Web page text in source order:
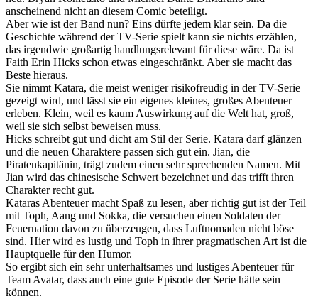
anscheinend nicht an diesem Comic beteiligt.
Aber wie ist der Band nun? Eins dürfte jedem klar sein. Da die
Geschichte während der TV-Serie spielt kann sie nichts erzählen,
das irgendwie großartig handlungsrelevant für diese wäre. Da ist
Faith Erin Hicks schon etwas eingeschränkt. Aber sie macht das
Beste hieraus.
Sie nimmt Katara, die meist weniger risikofreudig in der TV-Serie
gezeigt wird, und lässt sie ein eigenes kleines, großes Abenteuer
erleben. Klein, weil es kaum Auswirkung auf die Welt hat, groß,
weil sie sich selbst beweisen muss.
Hicks schreibt gut und dicht am Stil der Serie. Katara darf glänzen
und die neuen Charaktere passen sich gut ein. Jian, die
Piratenkapitänin, trägt zudem einen sehr sprechenden Namen. Mit
Jian wird das chinesische Schwert bezeichnet und das trifft ihren
Charakter recht gut.
Kataras Abenteuer macht Spaß zu lesen, aber richtig gut ist der Teil
mit Toph, Aang und Sokka, die versuchen einen Soldaten der
Feuernation davon zu überzeugen, dass Luftnomaden nicht böse
sind. Hier wird es lustig und Toph in ihrer pragmatischen Art ist die
Hauptquelle für den Humor.
So ergibt sich ein sehr unterhaltsames und lustiges Abenteuer für
Team Avatar, dass auch eine gute Episode der Serie hätte sein
können.